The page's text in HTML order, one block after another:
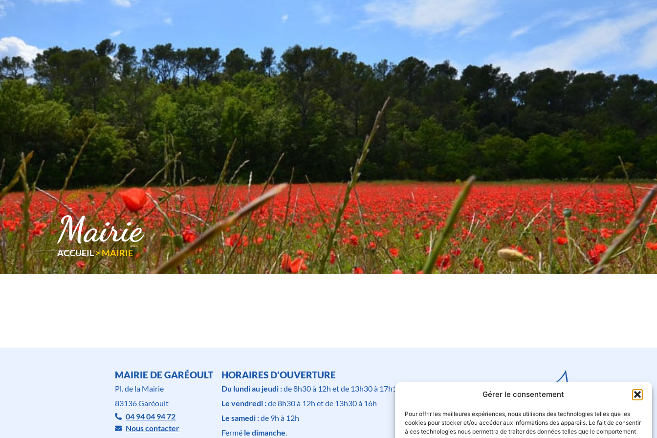
Gérer le consentement
Pour offrir les meilleures expériences, nous utilisons des technologies telles que les
cookies pour stocker et/ou accéder aux informations des appareils. Le fait de consentir
à ces technologies nous permettra de traiter des données telles que le comportement
CADRE DE VIE VOS LOISIRS
Mairie
ACCUEIL>MAIRIE
MAIRIE DE GARÉOULT
Pl. de la Mairie
83136 Garéoult
04 94 04 94 72
Nous contacter
HORAIRES D'OUVERTURE
Du lundi au jeudi :de 8h30 à 12h et de 13h30 à 17h15
Le vendredi :de 8h30 à 12h et de 13h30 à 16h
Le samedi :de 9h à 12h
Fermé le dimanche.